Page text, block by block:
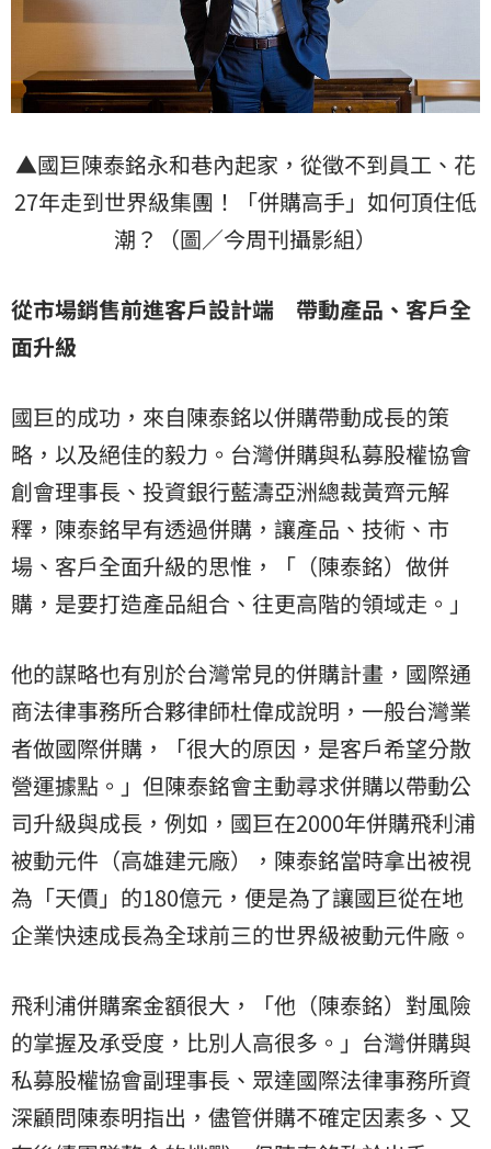
▲國巨陳泰銘永和巷內起家，從徵不到員工、花
27年走到世界級集團！「併購高手」如何頂住低
潮？（圖／今周刊攝影組）
從市場銷售前進客戶設計端 帶動產品、客戶全
面升級
國巨的成功，來自陳泰銘以併購帶動成長的策
略，以及絕佳的毅力。台灣併購與私募股權協會
創會理事長、投資銀行藍濤亞洲總裁黃齊元解
釋，陳泰銘早有透過併購，讓產品、技術、市
場、客戶全面升級的思惟，「（陳泰銘）做併
購，是要打造產品組合、往更高階的領域走。」
他的謀略也有別於台灣常見的併購計畫，國際通
商法律事務所合夥律師杜偉成說明，一般台灣業
者做國際併購，「很大的原因，是客戶希望分散
營運據點。」但陳泰銘會主動尋求併購以帶動公
司升級與成長，例如，國巨在2000年併購飛利浦
被動元件（高雄建元廠），陳泰銘當時拿出被視
為「天價」的180億元，便是為了讓國巨從在地
企業快速成長為全球前三的世界級被動元件廠。
飛利浦併購案金額很大，「他（陳泰銘）對風險
的掌握及承受度，比別人高很多。」台灣併購與
私募股權協會副理事長、眾達國際法律事務所資
深顧問陳泰明指出，儘管併購不確定因素多、又